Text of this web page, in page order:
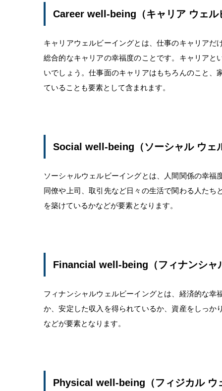
Career well-being（キャリア ウェル
キャリアウェルビーイングとは、仕事のキャリア
総合的なキャリアの幸福度のことです。キャリア
いでしょう。仕事面のキャリアはもちろんのこと
ていることも要素として含まれます。
Social well-being（ソーシャル ウェ
ソーシャルウェルビーイングとは、人間関係の幸
同僚や上司、取引先など日々の生活で関わる人た
を築けているかなどが要素となります。
Financial well-being（フィナンシャ
フィナンシャルウェルビーイングとは、経済的な
か、安定した収入を得られているか、資産をしっ
などが要素となります。
Physical well-being（フィジカル ウ